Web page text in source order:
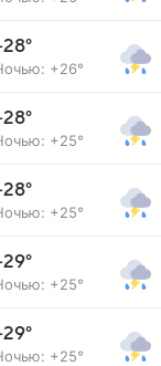
+26°
+25°
+25°
+25°
+25°